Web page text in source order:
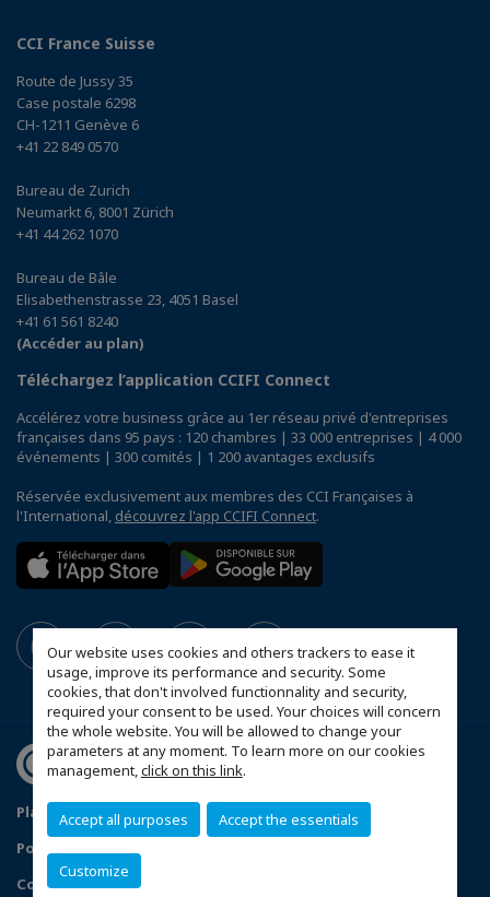
Our website uses cookies and others trackers to ease it
usage, improve its performance and security. Some
cookies, that don't involved functionnality and security,
required your consent to be used. Your choices will concern
the whole website. You will be allowed to change your
parameters at any moment. To learn more on our cookies
management,click on this link.
Accept all purposes Accept the essentials
Customize
CCI France Suisse
Route de Jussy 35
Case postale 6298
CH-1211 Genève 6
+41 22 849 0570
Bureau de Zurich
Neumarkt 6, 8001 Zürich
+41 44 262 1070
Bureau de Bâle
Elisabethenstrasse 23, 4051 Basel
+41 61 561 8240
(Accéder au plan)
Téléchargez l’application CCIFI Connect
Accélérez votre business grâce au 1er réseau privé d'entreprises
françaises dans 95 pays : 120 chambres | 33 000 entreprises | 4 000
événements | 300 comités | 1 200 avantages exclusifs
Réservée exclusivement aux membres des CCI Françaises à
l'International, découvrez l'app CCIFI Connect.
Plan d'accès Genève
Mentions légales
Politique de confidentialité
Configurer vos préférences cookies